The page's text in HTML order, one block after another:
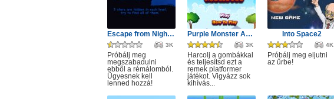
Escape from Nightmare
3K
Próbálj meg
megszabadulni
ebből a rémálomból.
Ügyesnek kell
lenned hozzá!
Purple Monster Adventure
3K
Harcolj a gombákkal
és teljesítsd ezt a
remek platformer
játékot. Vigyázz sok
kihívás...
Into Space2
4K
Próbálj meg eljutni
az űrbe!